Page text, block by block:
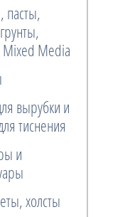
пасты,
Mixed Media
вырубки и
тиснения
и
холсты